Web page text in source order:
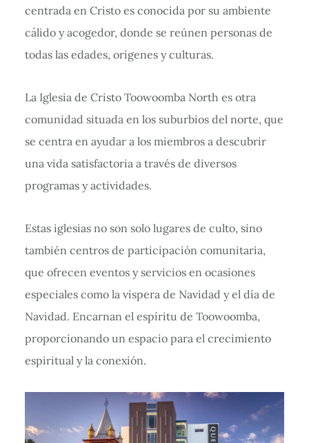
centrada en Cristo es conocida por su ambiente
cálido y acogedor, donde se reúnen personas de
todas las edades, orígenes y culturas.
La Iglesia de Cristo Toowoomba North es otra
comunidad situada en los suburbios del norte, que
se centra en ayudar a los miembros a descubrir
una vida satisfactoria a través de diversos
programas y actividades.
Estas iglesias no son solo lugares de culto, sino
también centros de participación comunitaria,
que ofrecen eventos y servicios en ocasiones
especiales como la víspera de Navidad y el día de
Navidad. Encarnan el espíritu de Toowoomba,
proporcionando un espacio para el crecimiento
espiritual y la conexión.